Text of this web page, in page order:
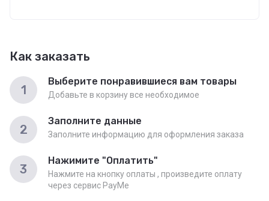
Как заказать
1
Выберите понравившиеся вам товары
Добавьте в корзину все необходимое
2
Заполните данные
Заполните информацию для оформления заказа
3
Нажимите "Оплатить"
Нажмите на кнопку оплаты , произведите оплату
через сервис PayMe